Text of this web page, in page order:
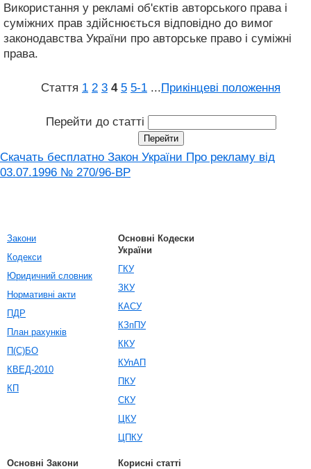
Використання у рекламі об'єктів авторського права і
суміжних прав здійснюється відповідно до вимог
законодавства України про авторське право і суміжні
права.
Стаття 1 2 3 4 5 5‑1 ...Прикінцеві положення
Перейти до статті
Скачать бесплатно Закон України Про рекламу вiд
03.07.1996 № 270/96-ВР
Закони
Кодекси
Юридичний словник
Нормативні акти
ПДР
План рахунків
П(С)БО
КВЕД-2010
КП
Основні Кодески
України
ГКУ
ЗКУ
КАСУ
КЗпПУ
ККУ
КУпАП
ПКУ
СКУ
ЦКУ
ЦПКУ
Основні Закони
Корисні статті